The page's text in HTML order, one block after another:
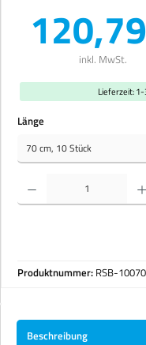
inkl. MwSt.
Lieferzeit:
Länge
Produkt Anzahl: Gib den
Produktnummer: RSB-
Beschreibung